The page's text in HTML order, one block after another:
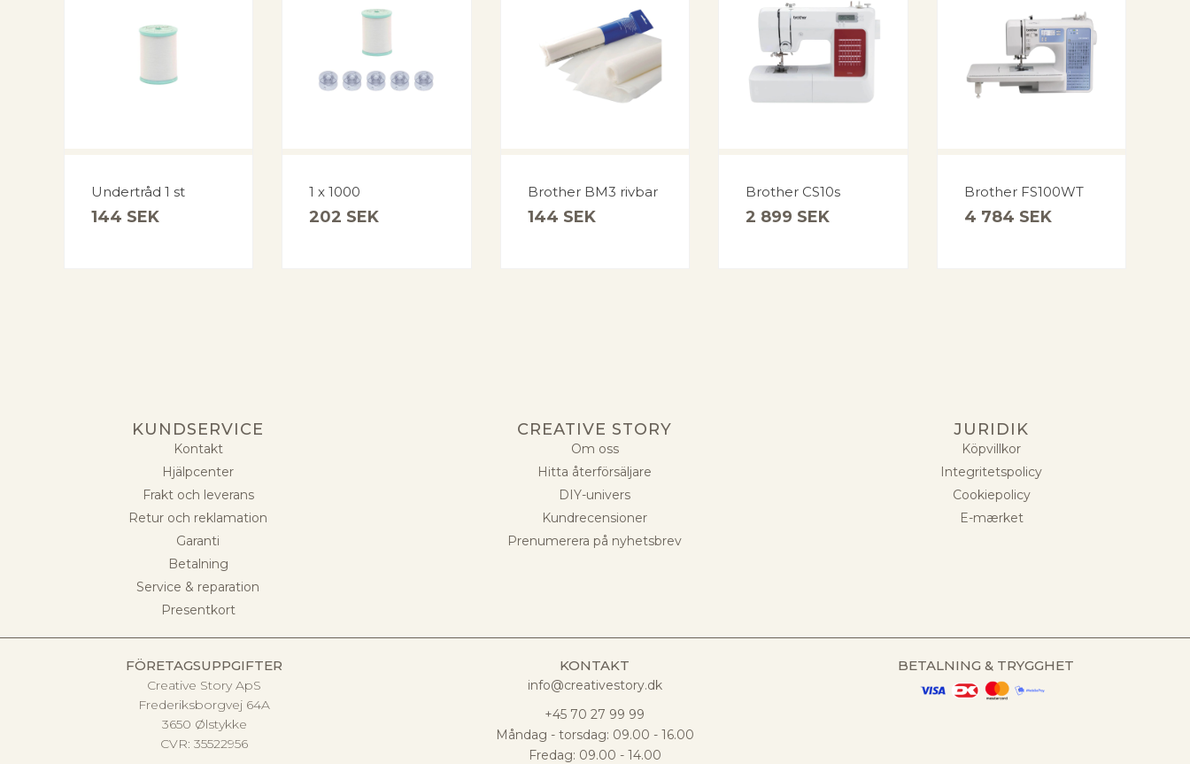
Undertråd 1 st
144 SEK
1 x 1000
202 SEK
Brother BM3 rivbar
144 SEK
Brother CS10s
2 899 SEK
Brother FS100WT
4 784 SEK
KUNDSERVICE
Kontakt
Hjälpcenter
Frakt och leverans
Retur och reklamation
Garanti
Betalning
Service & reparation
Presentkort
CREATIVE STORY
Om oss
Hitta återförsäljare
DIY-univers
Kundrecensioner
Prenumerera på nyhetsbrev
JURIDIK
Köpvillkor
Integritetspolicy
Cookiepolicy
E-mærket
FÖRETAGSUPPGIFTER
Creative Story ApS
Frederiksborgvej 64A
3650 Ølstykke
CVR: 35522956
KONTAKT
info@creativestory.dk
+45 70 27 99 99
Måndag - torsdag: 09.00 - 16.00
Fredag: 09.00 - 14.00
BETALNING & TRYGGHET